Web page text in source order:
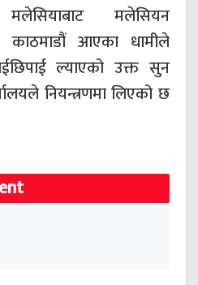
मलेसियन
काठमाडौं आएका धामीले
ल्याएको उक्त सुन
नियन्त्रणमा लिएको छ